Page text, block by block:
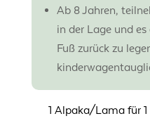
Ab 8 Jahren,
in der Lage und
Fuß zurück zu
1 Alpaka/Lama für 1